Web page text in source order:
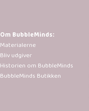
Om BubbleMinds:
Materialerne
Bliv udgiver
Historien om BubbleMinds
BubbleMinds Butikken